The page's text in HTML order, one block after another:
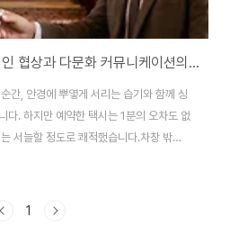
싱가포르 출장 매너: 효율적인 협상과 다문화 커뮤니케이션의 기술
간, 안경에 뿌옇게 서리는 습기와 함께 싱
다. 하지만 예약한 택시는 1분의 오차도 없
서늘할 정도로 쾌적했습니다.차창 밖으
하늘을 찌를 듯한 마천루들은 이 도시가
니스는 그들의 도시 풍경만큼이나 빠르고
1